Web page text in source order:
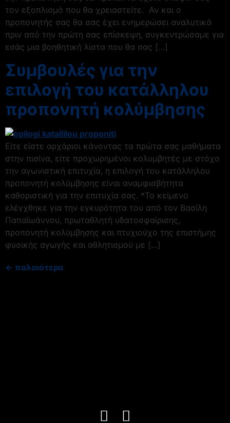
τον εξοπλισμό που θα χρειαστείτε. Αν και ο
προπονητής σας θα σας έχει ενημερώσει αναλυτικά
πριν από την πρώτη σας επίσκεψη, συγκεντρώσαμε για
εσάς μια βοηθητική λίστα που θα σας […]
Συμβουλές για την
επιλογή του κατάλληλου
προπονητή κολύμβησης
Είτε είστε αρχάριοι κάνοντας τα πρώτα σας μαθήματα
στην πισίνα, είτε προχωρημένοι κολυμβητές με στόχο
την αγωνιστική επιτυχία, η επιλογή του κατάλληλου
προπονητή κολύμβησης είναι αναμφισβήτητα
καθοριστική για την επιτυχία σας. *Το κείμενο
ελέγχθηκε για την εγκυρότητα του από τον Βασίλη
Παπαϊωάννου, πρωταθλητή υδατοσφαίρισης,
προπονητή κολύμβησης και πτυχιούχο της επιστήμης
φυσικής αγωγής και αθλητισμού με […]
← παλαιότερα